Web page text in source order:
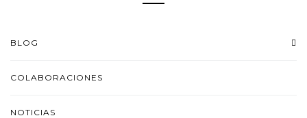
BLOG
COLABORACIONES
NOTICIAS